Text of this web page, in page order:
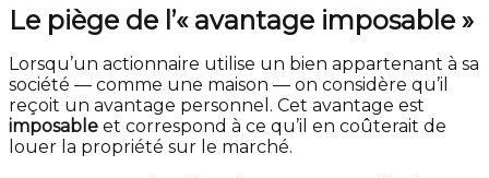
Le piège de l’« avantage imposable »
Lorsqu’un actionnaire utilise un bien appartenant à sa
société — comme une maison — on considère qu’il
reçoit un avantage personnel. Cet avantage est
imposable et correspond à ce qu’il en coûterait de
louer la propriété sur le marché.